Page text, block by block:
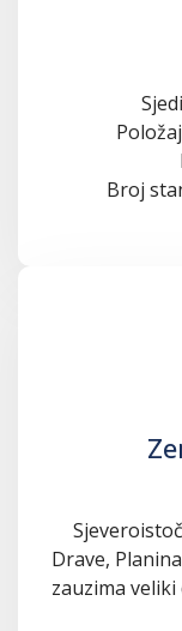
Broj
Drave,
zauzima